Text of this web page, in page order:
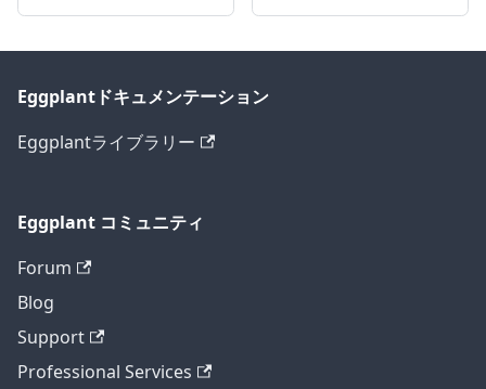
Eggplantドキュメンテーション
Eggplantライブラリー
Eggplant コミュニティ
Forum
Blog
Support
Professional Services